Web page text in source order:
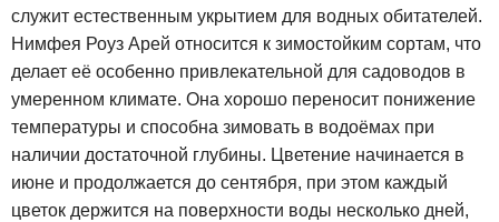
служит естественным укрытием для водных обитателей.
Нимфея Роуз Арей относится к зимостойким сортам, что
делает её особенно привлекательной для садоводов в
умеренном климате. Она хорошо переносит понижение
температуры и способна зимовать в водоёмах при
наличии достаточной глубины. Цветение начинается в
июне и продолжается до сентября, при этом каждый
цветок держится на поверхности воды несколько дней,